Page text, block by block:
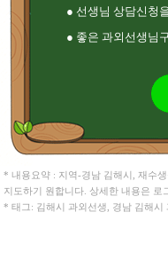
● 선생님 상담신청
● 좋은 과외선생님
* 내용요약 : 지역-경남 김해시, 재수
지도하기 원합니다. 상세한 내용은 로
* 태그: 김해시 과외선생, 경남 김해시